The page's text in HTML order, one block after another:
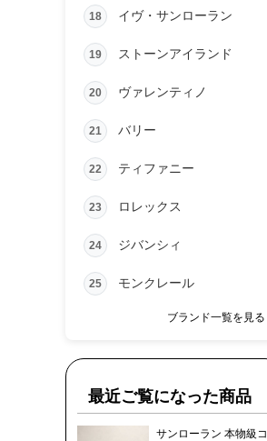
18 イヴ・サンローラン
19 ストーンアイランド
20 ヴァレンティノ
21 バリー
22 ティファニー
23 ロレックス
24 ジバンシィ
25 モンクレール
ブランド一覧を見る
最近ご覧になった商品
サンローラン 本物級コ